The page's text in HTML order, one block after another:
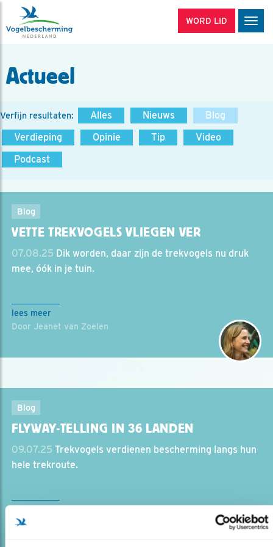
WORD LID
Actueel
Verfijn resultaten: Alles Nieuws
Blog
Verdieping
Opinie Tip
Video
Podcast
Blog
VETTE TREKVOGELS VLIEGEN VER
07.08.25 Dik worden, daar zijn de trekvogels nu druk
mee, óók in je tuin.
lees meer
Door Jeanet van Zoelen
Blog
FLYWAY-TELLING IN 36 LANDEN
09.07.25 Trekvogels verdienen bescherming langs hun
hele trekroute.
Door Mariël Verburg